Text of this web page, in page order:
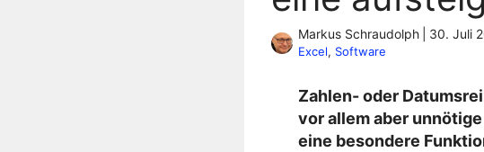
Markus Schraudolph 30. Juli
Excel, Software
Zahlen- oder
vor allem aber
eine besondere